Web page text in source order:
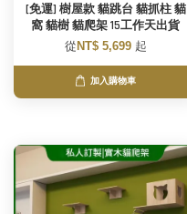
[免運] 樹屋款 貓跳台 貓抓柱 貓
窩 貓樹 貓爬架 15工作天出貨
從NT$ 5,699 起
加入購物車